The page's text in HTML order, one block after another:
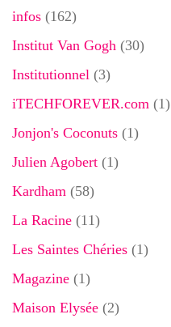
infos (162)
Institut Van Gogh (30)
Institutionnel (3)
iTECHFOREVER.com (1)
Jonjon's Coconuts (1)
Julien Agobert (1)
Kardham (58)
La Racine (11)
Les Saintes Chéries (1)
Magazine (1)
Maison Elysée (2)